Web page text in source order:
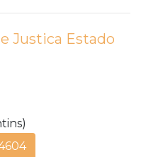
Justica Estado